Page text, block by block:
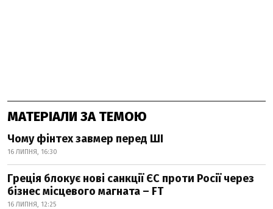
МАТЕРІАЛИ ЗА ТЕМОЮ
Чому фінтех завмер перед ШІ
16 ЛИПНЯ, 16:30
Греція блокує нові санкції ЄС проти Росії через
бізнес місцевого магната – FT
16 ЛИПНЯ, 12:25